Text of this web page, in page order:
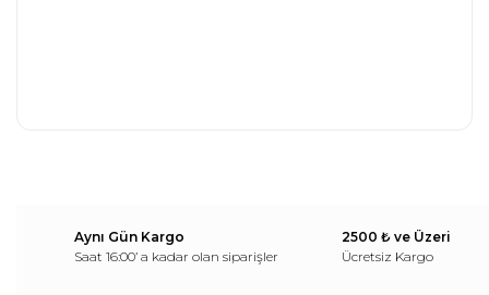
Aynı Gün Kargo
Saat 16:00’ a kadar olan siparişler
2500 ₺ ve Üzeri
Ücretsiz Kargo